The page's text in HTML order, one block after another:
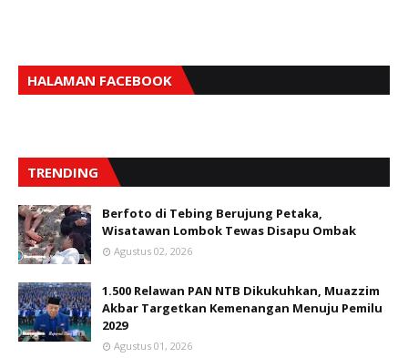
HALAMAN FACEBOOK
TRENDING
Berfoto di Tebing Berujung Petaka,
Wisatawan Lombok Tewas Disapu Ombak
Agustus 02, 2026
1.500 Relawan PAN NTB Dikukuhkan, Muazzim
Akbar Targetkan Kemenangan Menuju Pemilu
2029
Agustus 01, 2026